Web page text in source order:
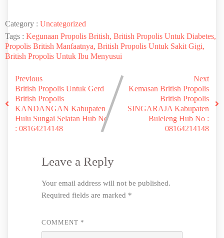
Category : Uncategorized
Tags : Kegunaan Propolis British, British Propolis Untuk Diabetes,
Propolis British Manfaatnya, British Propolis Untuk Sakit Gigi,
British Propolis Untuk Ibu Menyusui
Previous
British Propolis Untuk Gerd
British Propolis
KANDANGAN Kabupaten
Hulu Sungai Selatan Hub No
: 08164214148
Next
Kemasan British Propolis
British Propolis
SINGARAJA Kabupaten
Buleleng Hub No :
08164214148
Leave a Reply
Your email address will not be published.
Required fields are marked *
COMMENT *